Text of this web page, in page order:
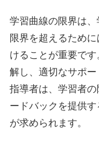
学習曲線の限界は、
限界を超えるため
けることが重要で
解し、適切なサポ
指導者は、学習者
ードバックを提供
が求められます。